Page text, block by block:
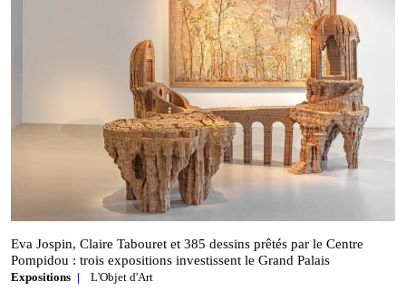
Eva Jospin, Claire Tabouret et 385 dessins prêtés par le Centre
Pompidou : trois expositions investissent le Grand Palais
Expositions L'Objet d'Art